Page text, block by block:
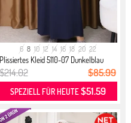
6 8 10 12 14 16 18 20 22
Plissiertes Kleid 5110-07 Dunkelblau
$85.99
SPEZIELL FÜR HEUTE$51.59